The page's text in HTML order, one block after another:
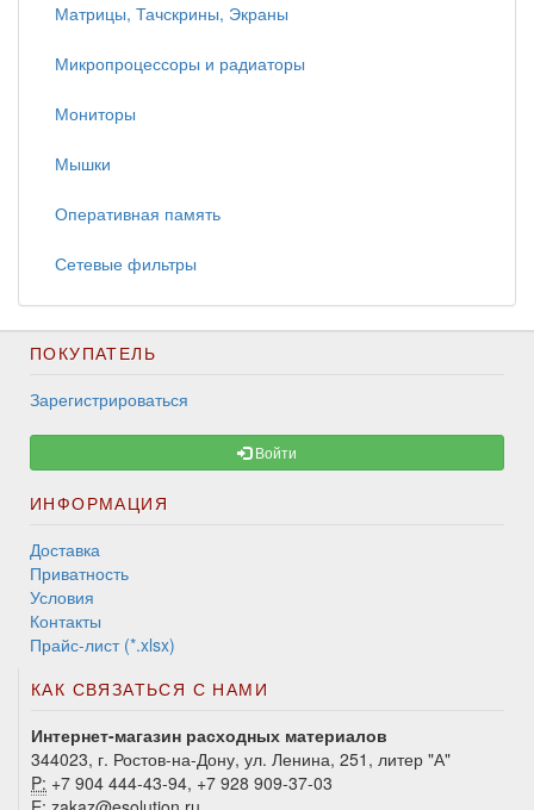
Матрицы, Тачскрины, Экраны
Микропроцессоры и радиаторы
Мониторы
Мышки
Оперативная память
Сетевые фильтры
ПОКУПАТЕЛЬ
Зарегистрироваться
Войти
ИНФОРМАЦИЯ
Доставка
Приватность
Условия
Контакты
Прайс-лист (*.xlsx)
КАК СВЯЗАТЬСЯ С НАМИ
Интернет-магазин расходных материалов
344023, г. Ростов-на-Дону, ул. Ленина, 251, литер "А"
P: +7 904 444-43-94, +7 928 909-37-03